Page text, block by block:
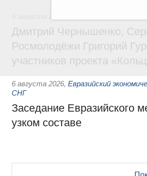
Дмитрий Чернышенко,
Росмолодёжи Григорий
участников проекта
6 августа 2026, Евразийский
СНГ
Заседание Евразийского
узком составе